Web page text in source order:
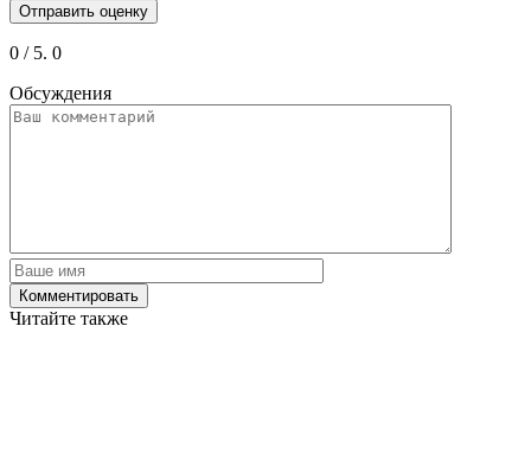
Отправить оценку
0 / 5. 0
Обсуждения
Читайте также